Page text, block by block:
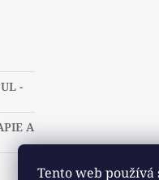
Tento web
-
A